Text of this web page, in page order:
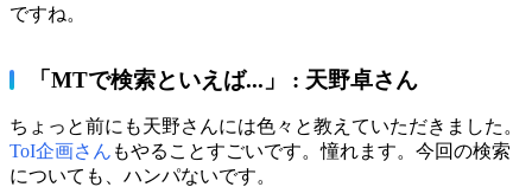
ですね。
「MTで検索といえば...」 : 天野卓さん
ちょっと前にも天野さんには色々と教えていただきました。
ToI企画さん もやることすごいです。憧れます。今回の検索
についても、ハンパないです。